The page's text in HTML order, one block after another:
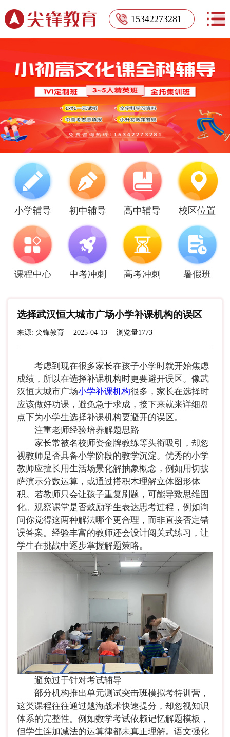
15342273281
小学辅导 初中辅导 高中辅导 校区位置
课程中心 中考冲刺 高考冲刺 暑假班
选择武汉恒大城市广场小学补课机构的误区
来源: 尖锋教育 2025-04-13 浏览量1773
考虑到现在很多家长在孩子小学时就开始焦虑
成绩，所以在选择补课机构时更要避开误区。像武
汉恒大城市广场小学补课机构很多，家长在选择时
应该做好功课，避免急于求成，接下来就来详细盘
点下为小学生选择补课机构要避开的误区。
注重老师经验培养解题思路
家长常被名校师资金牌教练等头衔吸引，却忽
视教师是否具备小学阶段的教学沉淀。优秀的小学
教师应擅长用生活场景化解抽象概念，例如用切披
萨演示分数运算，或通过搭积木理解立体图形体
积。若教师只会让孩子重复刷题，可能导致思维固
化。观察课堂是否鼓励学生表达思考过程，例如询
问你觉得这两种解法哪个更合理，而非直接否定错
误答案。经验丰富的教师还会设计闯关式练习，让
学生在挑战中逐步掌握解题策略。
避免过于针对考试辅导
部分机构推出单元测试突击班模拟考特训营，
这类课程往往通过题海战术快速提分，却忽视知识
体系的完整性。例如数学考试依赖记忆解题模板，
但学生连加减法的运算律都未真正理解。语文强化